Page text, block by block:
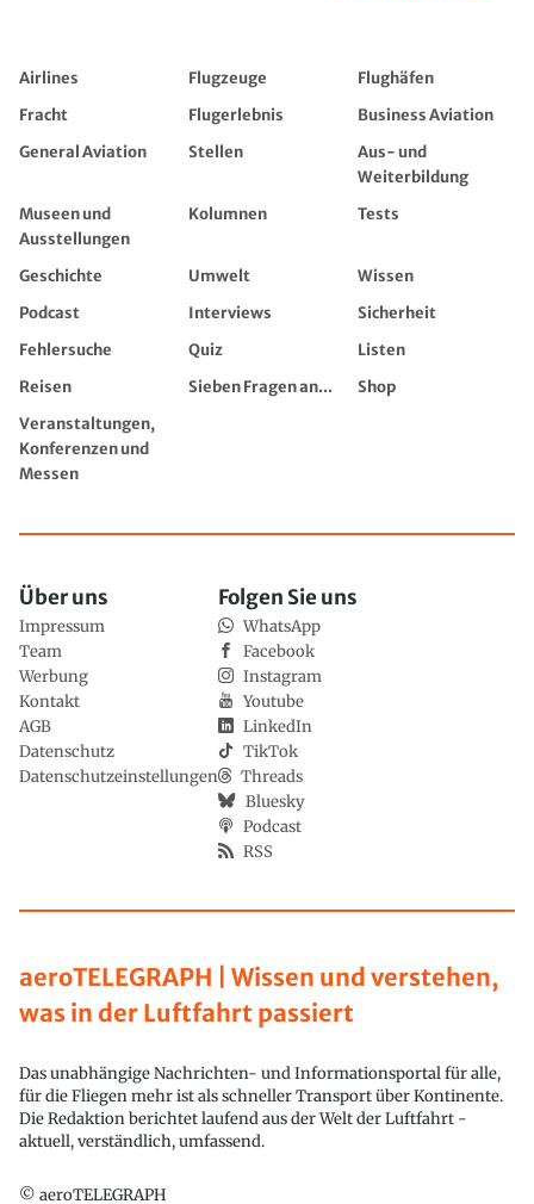
Airlines Flugzeuge
Flughäfen
Fracht
Flugerlebnis
Business Aviation
General Aviation
Stellen
Aus- und
Weiterbildung
Museen und
Ausstellungen
Kolumnen Tests
Geschichte Umwelt
Wissen
Podcast
Interviews
Sicherheit
Fehlersuche
Quiz
Listen
Reisen
Sieben Fragen an...
Shop
Veranstaltungen,
Konferenzen und
Messen
aeroTELEGRAPH | Wissen und verstehen,
was in der Luftfahrt passiert
Das unabhängige Nachrichten- und Informationsportal für alle,
für die Fliegen mehr ist als schneller Transport über Kontinente.
Die Redaktion berichtet laufend aus der Welt der Luftfahrt -
aktuell, verständlich, umfassend.
© aeroTELEGRAPH
Über uns
Impressum
Team
Werbung
Kontakt
AGB
Datenschutz
Datenschutzeinstellungen
Folgen Sie uns
WhatsApp
Facebook
Instagram
Youtube
LinkedIn
TikTok
Threads
Bluesky
Podcast
RSS